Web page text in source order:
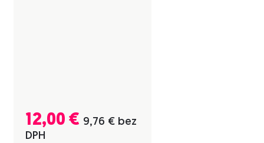
12,00 € 9,76 € bez
DPH